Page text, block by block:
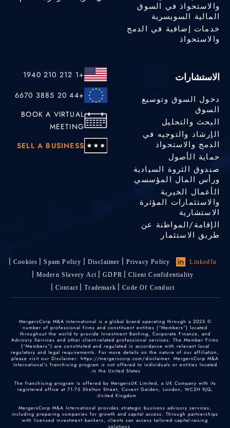
والاستحواذ في السوق
المالية السويسرية
خدمات إضافية في الدمج
والاستحواذ
الاستشارات
دخول السوق وتوسيع
السوق
البحث والتحليل
الإرشاد والتوجيه في
الدمج والاستحواذ
حماية الأصول
صندوق الثروة السيادية
ورأس المال المؤسسي
الأعمال الخيرية
والاستثمارات المؤثرة
الاستشارية
الإقامة/المواطنة عن
طريق الاستثمار
+1 212 210 1940
+44 20 3885 6670
BOOK A VIRTUAL
MEETING
SELL A BUSINESS
LinkedIn
Privacy Policy
Disclaimer
Spam Policy
Cookies
Client Confidentiality
GDPR
Modern Slavery Act
Code Of Conduct
Trademark
Contact
© 2025 MergersCorp M&A International is a global brand operating through a
number of professional firms and constituent entities (“Members”) located
throughout the world to provide Investment Banking, Corporate Finance, and
Advisory Services and other client-related professional services. The Member Firms
(“Members”) are constituted and regulated in accordance with relevant local
regulatory and legal requirements. For more details on the nature of our affiliation,
please visit our Disclaimer: https://mergerscorp.com/disclaimer. MergersCorp M&A
International's franchising program is not offered to individuals or entities located
in the United States.
The franchising program is offered by MergersUK Limited, a UK Company with its
registered office at 71-75 Shelton Street, Covent Garden, London, WC2H 9JQ,
United Kingdom.
MergersCorp M&A International provides strategic business advisory services,
including preparing companies for growth and capital access. Through partnerships
with licensed investment bankers, clients can access tailored capital-raising
solutions.